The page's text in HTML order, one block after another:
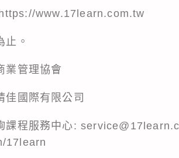
www.17learn.com.tw
止。
業管理協會
佳國際有限公司
課程服務中心:
17learn